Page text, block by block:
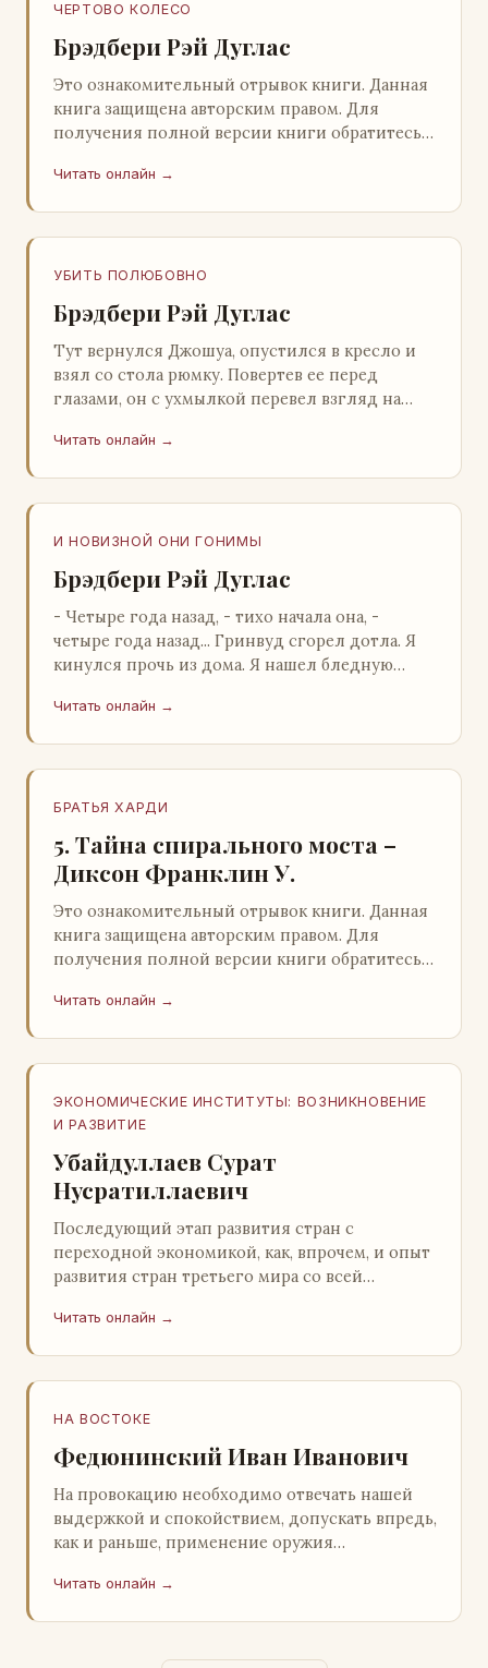
ЧЕРТОВО КОЛЕСО
Брэдбери Рэй Дуглас
Это ознакомительный отрывок книги. Данная
книга защищена авторским правом. Для
получения полной версии книги обратитесь к
легального ко…
Читать онлайн →
УБИТЬ ПОЛЮБОВНО
Брэдбери Рэй Дуглас
Тут вернулся Джошуа, опустился в кресло и
взял со стола рюмку. Повертев ее перед
глазами, он с ухмылкой перевел взгляд на
видом с…
Читать онлайн →
И НОВИЗНОЙ ОНИ ГОНИМЫ
Брэдбери Рэй Дуглас
- Четыре года назад, - тихо начала она, -
четыре года назад... Гринвуд сгорел дотла. Я
кинулся прочь из дома. Я нашел бледную
Читать онлайн →
БРАТЬЯ ХАРДИ
5. Тайна спирального моста –
Диксон Франклин У.
Это ознакомительный отрывок книги. Данная
книга защищена авторским правом. Для
получения полной версии книги обратитесь к
легального ко…
Читать онлайн →
ЭКОНОМИЧЕСКИЕ ИНСТИТУТЫ: ВОЗНИКНОВЕНИЕ
И РАЗВИТИЕ
Убайдуллаев Сурат
Нусратиллаевич
Последующий этап развития стран с
переходной экономикой, как, впрочем, и опыт
развития стран третьего мира со всей
ошибочность такого предс…
Читать онлайн →
НА ВОСТОКЕ
Федюнинский Иван Иванович
На провокацию необходимо отвечать нашей
выдержкой и спокойствием, допускать впредь,
как и раньше, применение оружия
самообороны о…
Читать онлайн →